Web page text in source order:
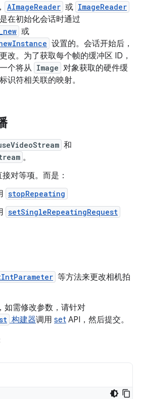
AImageReader 或 ImageReader
在初始化会话时通过
或
设置的。会话开始后，
改。为了获取每个帧的缓冲区 ID，
个将从 Image 对象获取的硬件缓
识符相关联的映射。
和
。
对等项。而是：
stopRepeating
setSingleRepeatingRequest
等方法来更改相机拍
如需修改参数，请针对
构建器调用 set API，然后提交。